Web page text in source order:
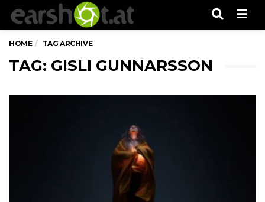
HOME TAG ARCHIVE
TAG: GISLI GUNNARSSON